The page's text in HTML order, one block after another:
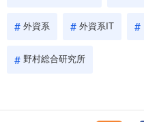
外資系 外資系IT
野村総合研究所